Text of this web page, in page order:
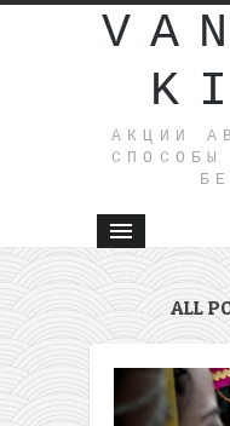
АКЦИИ
ALL